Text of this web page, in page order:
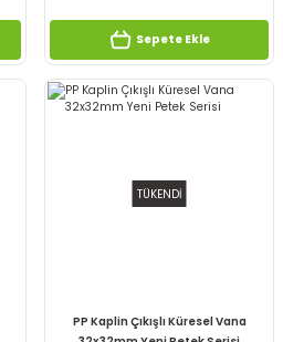
Sepete Ekle
TÜKENDİ
PP Kaplin Çıkışlı Küresel Vana